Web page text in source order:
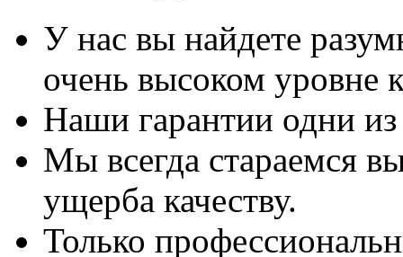
У нас вы найдете
очень высоком уровне
Наши гарантии одни
Мы всегда стараемся
ущерба качеству.
Только